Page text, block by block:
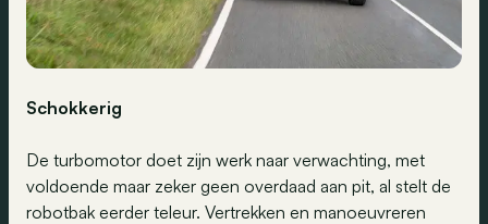
Schokkerig
De turbomotor doet zijn werk naar verwachting, met
voldoende maar zeker geen overdaad aan pit, al stelt de
robotbak eerder teleur. Vertrekken en manoeuvreren